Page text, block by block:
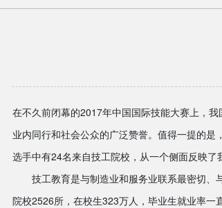
在不久前闭幕的2017年中国国际技能大赛上，
业内同行和社会公众的广泛赞誉。值得一提的
选手中有24名来自技工院校，从一个侧面反映了
技工教育是与制造业和服务业联系最密切、
院校2526所，在校生323万人，毕业生就业率